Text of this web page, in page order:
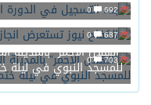
692
0
687
0
الكفاح نيوز تستعرض انجازاتها خلال 3
703
0
“الهلال الأحمر” بالمدينة
للمسجد النبوي في ليلة